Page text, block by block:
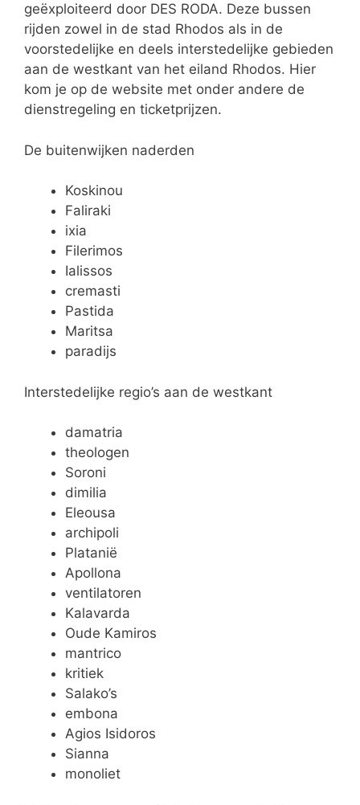
geëxploiteerd door DES RODA. Deze bussen
rijden zowel in de stad Rhodos als in de
voorstedelijke en deels interstedelijke gebieden
aan de westkant van het eiland Rhodos. Hier
kom je op de website met onder andere de
dienstregeling en ticketprijzen.
De buitenwijken naderden
Koskinou
Faliraki
ixia
Filerimos
Ialissos
cremasti
Pastida
Maritsa
paradijs
Interstedelijke regio’s aan de westkant
damatria
theologen
Soroni
dimilia
Eleousa
archipoli
Platanië
Apollona
ventilatoren
Kalavarda
Oude Kamiros
mantrico
kritiek
Salako’s
embona
Agios Isidoros
Sianna
monoliet